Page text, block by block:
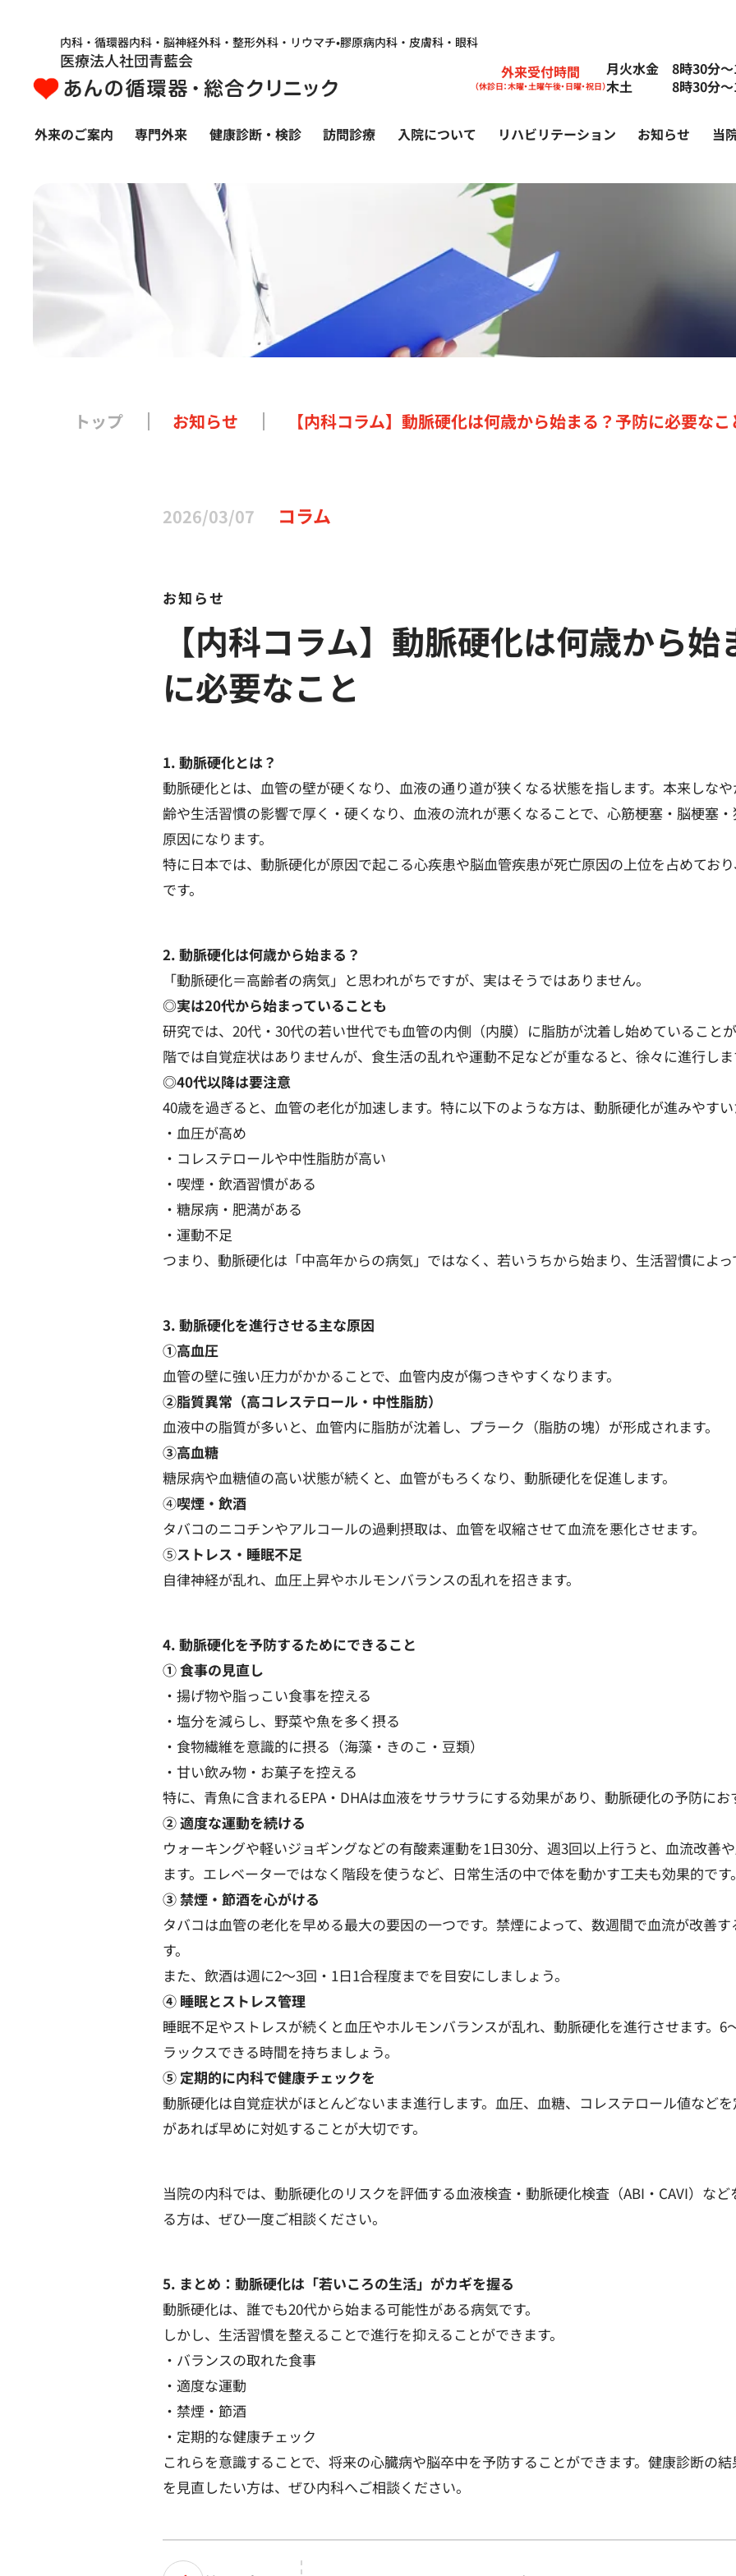
内科・循環器内科・脳神経外科・整形外科・リウマチ•膠原病内科・皮膚科・眼科
医療法人社団青藍会
外来受付時間
（休診日：木曜・土曜午後・日曜・祝日）
月火水金 8時30分〜
木土 8時30分〜
外来のご案内 専門外来 健康診断・検診 訪問診療 入院について リハビリテーション お知らせ 当
トップ お知らせ 【内科コラム】動脈硬化は何歳から始まる？予防に必要なこ
2026/03/07 コラム
お知らせ
【内科コラム】動脈硬化は何歳から
に必要なこと
1. 動脈硬化とは？
動脈硬化とは、血管の壁が硬くなり、血液の通り道が狭くなる状態を指します。本来しな
齢や生活習慣の影響で厚く・硬くなり、血液の流れが悪くなることで、心筋梗塞・脳梗塞
原因になります。
特に日本では、動脈硬化が原因で起こる心疾患や脳血管疾患が死亡原因の上位を占めてお
です。
2. 動脈硬化は何歳から始まる？
「動脈硬化＝高齢者の病気」と思われがちですが、実はそうではありません。
◎実は20代から始まっていることも
研究では、20代・30代の若い世代でも血管の内側（内膜）に脂肪が沈着し始めていること
階では自覚症状はありませんが、食生活の乱れや運動不足などが重なると、徐々に進行しま
◎40代以降は要注意
40歳を過ぎると、血管の老化が加速します。特に以下のような方は、動脈硬化が進みやすい
・血圧が高め
・コレステロールや中性脂肪が高い
・喫煙・飲酒習慣がある
・糖尿病・肥満がある
・運動不足
つまり、動脈硬化は「中高年からの病気」ではなく、若いうちから始まり、生活習慣によっ
3. 動脈硬化を進行させる主な原因
①高血圧
血管の壁に強い圧力がかかることで、血管内皮が傷つきやすくなります。
②脂質異常（高コレステロール・中性脂肪）
血液中の脂質が多いと、血管内に脂肪が沈着し、プラーク（脂肪の塊）が形成されます。
③高血糖
糖尿病や血糖値の高い状態が続くと、血管がもろくなり、動脈硬化を促進します。
④喫煙・飲酒
タバコのニコチンやアルコールの過剰摂取は、血管を収縮させて血流を悪化させます。
⑤ストレス・睡眠不足
自律神経が乱れ、血圧上昇やホルモンバランスの乱れを招きます。
4. 動脈硬化を予防するためにできること
① 食事の見直し
・揚げ物や脂っこい食事を控える
・塩分を減らし、野菜や魚を多く摂る
・食物繊維を意識的に摂る（海藻・きのこ・豆類）
・甘い飲み物・お菓子を控える
特に、青魚に含まれるEPA・DHAは血液をサラサラにする効果があり、動脈硬化の予防にお
② 適度な運動を続ける
ウォーキングや軽いジョギングなどの有酸素運動を1日30分、週3回以上行うと、血流改善
ます。エレベーターではなく階段を使うなど、日常生活の中で体を動かす工夫も効果的です。
③ 禁煙・節酒を心がける
タバコは血管の老化を早める最大の要因の一つです。禁煙によって、数週間で血流が改善
す。
また、飲酒は週に2〜3回・1日1合程度までを目安にしましょう。
④ 睡眠とストレス管理
睡眠不足やストレスが続くと血圧やホルモンバランスが乱れ、動脈硬化を進行させます。6
ラックスできる時間を持ちましょう。
⑤ 定期的に内科で健康チェックを
動脈硬化は自覚症状がほとんどないまま進行します。血圧、血糖、コレステロール値など
があれば早めに対処することが大切です。
当院の内科では、動脈硬化のリスクを評価する血液検査・動脈硬化検査（ABI・CAVI）な
る方は、ぜひ一度ご相談ください。
5. まとめ：動脈硬化は「若いころの生活」がカギを握る
動脈硬化は、誰でも20代から始まる可能性がある病気です。
しかし、生活習慣を整えることで進行を抑えることができます。
・バランスの取れた食事
・適度な運動
・禁煙・節酒
・定期的な健康チェック
これらを意識することで、将来の心臓病や脳卒中を予防することができます。健康診断の
を見直したい方は、ぜひ内科へご相談ください。